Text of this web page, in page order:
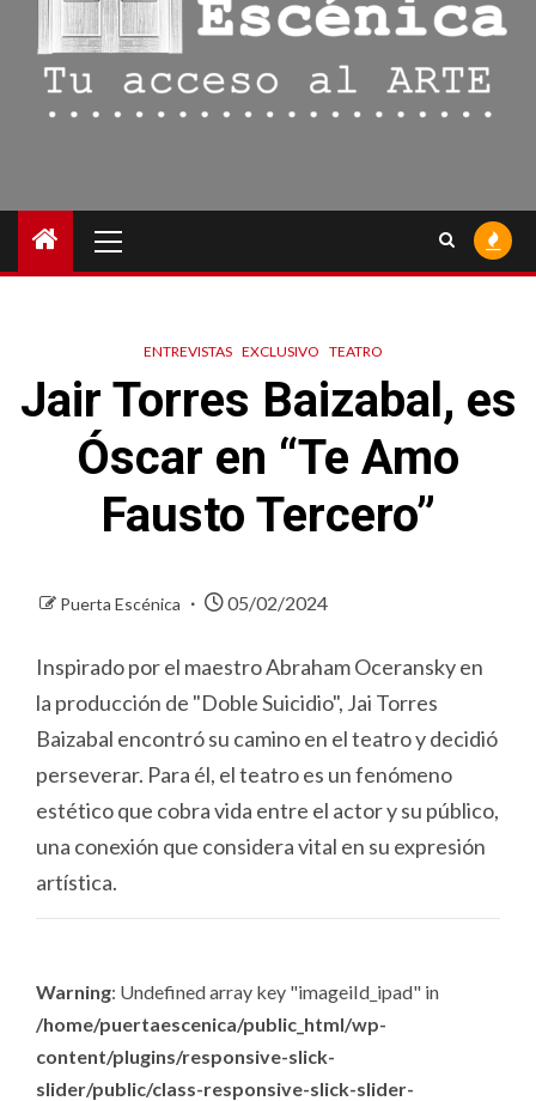
principal
ENTREVISTAS EXCLUSIVO TEATRO
Jair Torres Baizabal, es
Óscar en “Te Amo
Fausto Tercero”
Puerta Escénica 05/02/2024
Inspirado por el maestro Abraham Oceransky en
la producción de "Doble Suicidio", Jai Torres
Baizabal encontró su camino en el teatro y decidió
perseverar. Para él, el teatro es un fenómeno
estético que cobra vida entre el actor y su público,
una conexión que considera vital en su expresión
artística.
Warning: Undefined array key "imageiId_ipad" in
/home/puertaescenica/public_html/wp-
content/plugins/responsive-slick-
slider/public/class-responsive-slick-slider-